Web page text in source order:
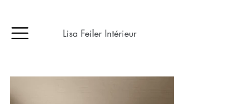
Lisa Feiler Intérieur